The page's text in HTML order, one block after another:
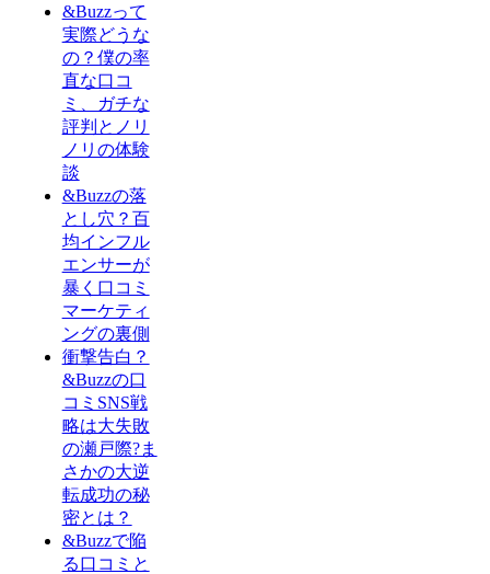
&Buzzって
実際どうな
の？僕の率
直な口コ
ミ、ガチな
評判とノリ
ノリの体験
談
&Buzzの落
とし穴？百
均インフル
エンサーが
暴く口コミ
マーケティ
ングの裏側
衝撃告白？
&Buzzの口
コミSNS戦
略は大失敗
の瀬戸際?ま
さかの大逆
転成功の秘
密とは？
&Buzzで陥
る口コミと